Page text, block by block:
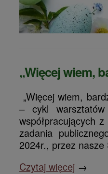
„Więcej wiem,
„Więcej wiem,
– cykl warsztatów
współpracujących
zadania
2024r., przez nasze
Czytaj więcej →